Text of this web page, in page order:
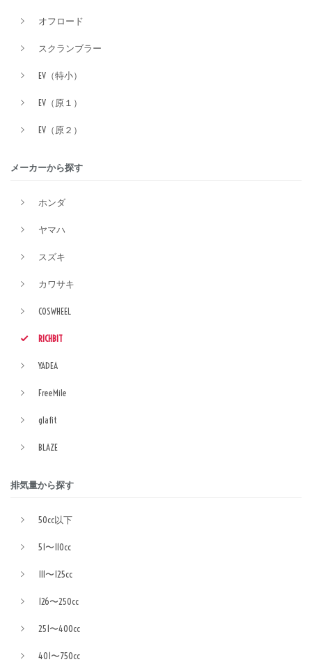
オフロード
スクランブラー
EV（特小）
EV（原１）
EV（原２）
メーカーから探す
ホンダ
ヤマハ
スズキ
カワサキ
COSWHEEL
RICHBIT
YADEA
FreeMile
glafit
BLAZE
排気量から探す
50cc以下
51〜110cc
111〜125cc
126〜250cc
251〜400cc
401〜750cc